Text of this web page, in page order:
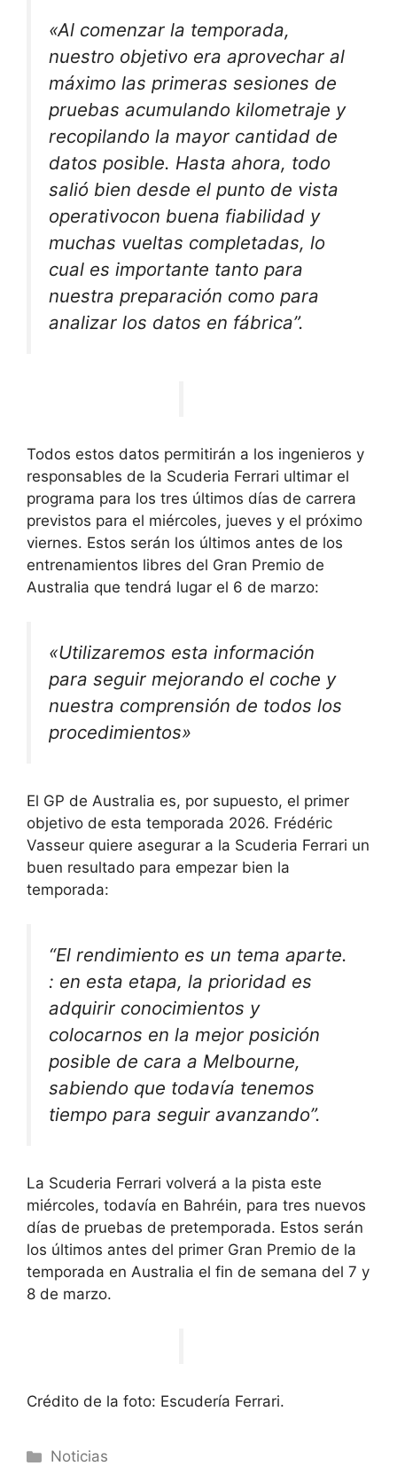
«Al comenzar la temporada,
nuestro objetivo era aprovechar al
máximo las primeras sesiones de
pruebas acumulando kilometraje y
recopilando la mayor cantidad de
datos posible. Hasta ahora, todo
salió bien desde el punto de vista
operativocon buena fiabilidad y
muchas vueltas completadas, lo
cual es importante tanto para
nuestra preparación como para
analizar los datos en fábrica”.
Todos estos datos permitirán a los ingenieros y
responsables de la Scuderia Ferrari ultimar el
programa para los tres últimos días de carrera
previstos para el miércoles, jueves y el próximo
viernes. Estos serán los últimos antes de los
entrenamientos libres del Gran Premio de
Australia que tendrá lugar el 6 de marzo:
«Utilizaremos esta información
para seguir mejorando el coche y
nuestra comprensión de todos los
procedimientos»
El GP de Australia es, por supuesto, el primer
objetivo de esta temporada 2026. Frédéric
Vasseur quiere asegurar a la Scuderia Ferrari un
buen resultado para empezar bien la
temporada:
“El rendimiento es un tema aparte.
: en esta etapa, la prioridad es
adquirir conocimientos y
colocarnos en la mejor posición
posible de cara a Melbourne,
sabiendo que todavía tenemos
tiempo para seguir avanzando”.
La Scuderia Ferrari volverá a la pista este
miércoles, todavía en Bahréin, para tres nuevos
días de pruebas de pretemporada. Estos serán
los últimos antes del primer Gran Premio de la
temporada en Australia el fin de semana del 7 y
8 de marzo.
Crédito de la foto: Escudería Ferrari.
Categorías
Noticias